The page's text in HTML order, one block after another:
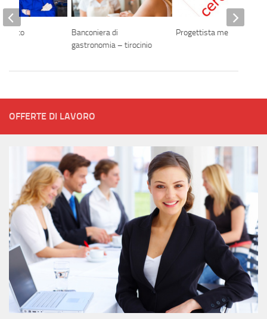
Banconiera di
gastronomia – tirocinio
Progettista meccanico
OFFERTE DI LAVORO